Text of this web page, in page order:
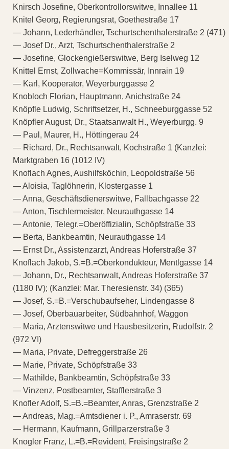
Knirsch Josefine, Oberkontrollorswitwe, Innallee 11
Knitel Georg, Regierungsrat, Goethestraße 17
— Johann, Lederhändler, Tschurtschenthalerstraße 2 (471)
— Josef Dr., Arzt, Tschurtschenthalerstraße 2
— Josefine, Glockengießerswitwe, Berg Iselweg 12
Knittel Ernst, Zollwache=Kommissär, Innrain 19
— Karl, Kooperator, Weyerburggasse 2
Knobloch Florian, Hauptmann, Anichstraße 24
Knöpfle Ludwig, Schriftsetzer, H., Schneeburggasse 52
Knöpfler August, Dr., Staatsanwalt H., Weyerburgg. 9
— Paul, Maurer, H., Höttingerau 24
— Richard, Dr., Rechtsanwalt, Kochstraße 1 (Kanzlei:
Marktgraben 16 (1012 IV)
Knoflach Agnes, Aushilfsköchin, Leopoldstraße 56
— Aloisia, Taglöhnerin, Klostergasse 1
— Anna, Geschäftsdienerswitwe, Fallbachgasse 22
— Anton, Tischlermeister, Neurauthgasse 14
— Antonie, Telegr.=Oberöffizialin, Schöpfstraße 33
— Berta, Bankbeamtin, Neurauthgasse 14
— Ernst Dr., Assistenzarzt, Andreas Hoferstraße 37
Knoflach Jakob, S.=B.=Oberkondukteur, Mentlgasse 14
— Johann, Dr., Rechtsanwalt, Andreas Hoferstraße 37
(1180 IV); (Kanzlei: Mar. Theresienstr. 34) (365)
— Josef, S.=B.=Verschubaufseher, Lindengasse 8
— Josef, Oberbauarbeiter, Südbahnhof, Waggon
— Maria, Arztenswitwe und Hausbesitzerin, Rudolfstr. 2
(972 VI)
— Maria, Private, Defreggerstraße 26
— Marie, Private, Schöpfstraße 33
— Mathilde, Bankbeamtin, Schöpfstraße 33
— Vinzenz, Postbeamter, Stafflerstraße 3
Knofler Adolf, S.=B.=Beamter, Anras, Grenzstraße 2
— Andreas, Mag.=Amtsdiener i. P., Amraserstr. 69
— Hermann, Kaufmann, Grillparzerstraße 3
Knogler Franz, L.=B.=Revident, Freisingstraße 2